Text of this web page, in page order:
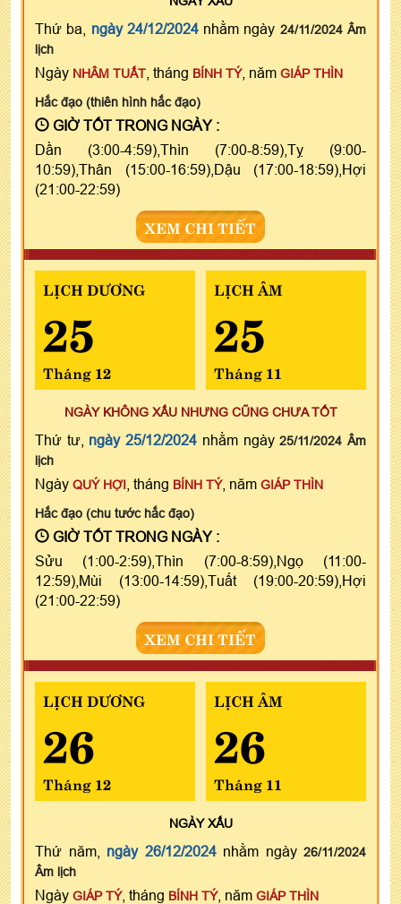
Thứ ba, ngày 24/12/2024nhằm ngày 24/11/2024 Âm
lịch
Ngày NHÂM TUẤT , tháng BÍNH TÝ, năm GIÁP THÌN
Hắc đạo (thiên hình hắc đạo)
GIỜ TỐT TRONG NGÀY :
Dần (3:00-4:59),Thìn (7:00-8:59),Tỵ (9:00-
10:59),Thân (15:00-16:59),Dậu (17:00-18:59),Hợi
(21:00-22:59)
XEM CHI TIẾT
LỊCH DƯƠNG
25
Tháng 12
LỊCH ÂM
25
Tháng 11
NGÀY KHÔNG XẤU NHƯNG CŨNG CHƯA TỐT
Thứ tư, ngày 25/12/2024 nhằm ngày25/11/2024 Âm
lịch
Ngày QUÝ HỢI , tháng BÍNH TÝ, năm GIÁP THÌN
Hắc đạo (chu tước hắc đạo)
GIỜ TỐT TRONG NGÀY :
Sửu (1:00-2:59),Thìn (7:00-8:59),Ngọ (11:00-
12:59),Mùi (13:00-14:59),Tuất (19:00-20:59),Hợi
(21:00-22:59)
XEM CHI TIẾT
LỊCH DƯƠNG
26
Tháng 12
LỊCH ÂM
26
Tháng 11
NGÀYXẤU
Thứ năm, ngày 26/12/2024nhằm ngày 26/11/2024
Âm lịch
Ngày GIÁP TÝ, tháng BÍNH TÝ, năm GIÁP THÌN